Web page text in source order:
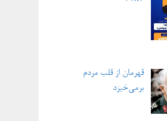
قهرمان از قلب مردم
برمی‌خیزد